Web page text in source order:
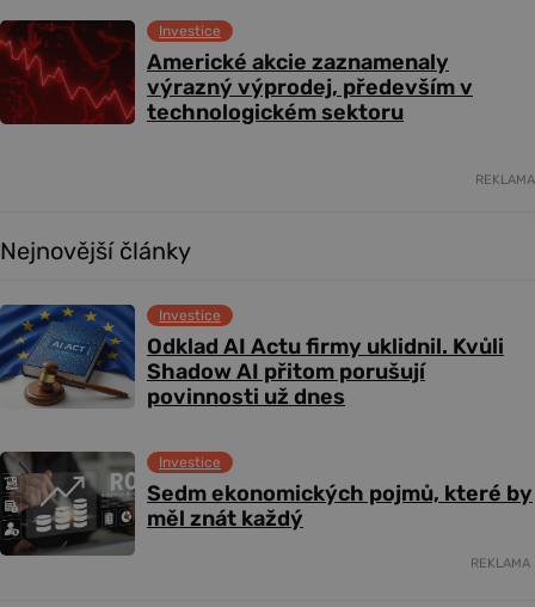
Americké akcie zaznamenaly
výrazný výprodej, především v
technologickém sektoru
Investice
REKLAMA
Nejnovější články
Odklad AI Actu firmy uklidnil. Kvůli
Shadow AI přitom porušují
povinnosti už dnes
Investice
Sedm ekonomických pojmů, které by
měl znát každý
Investice
REKLAMA